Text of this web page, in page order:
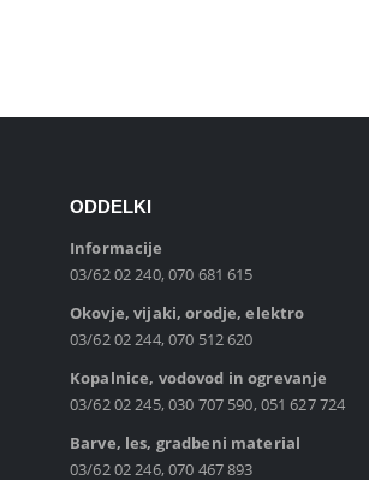
ODDELKI
Informacije
03/62 02 240, 070 681 615
Okovje, vijaki, orodje, elektro
03/62 02 244, 070 512 620
Kopalnice, vodovod in ogrevanje
03/62 02 245, 030 707 590, 051 627 724
Barve, les, gradbeni material
03/62 02 246, 070 467 893